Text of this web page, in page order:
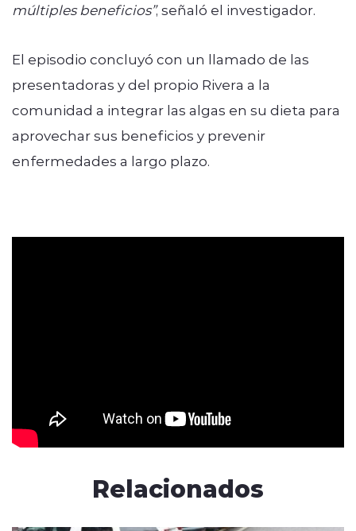
múltiples beneficios”, señaló el investigador.
El episodio concluyó con un llamado de las
presentadoras y del propio Rivera a la
comunidad a integrar las algas en su dieta para
aprovechar sus beneficios y prevenir
enfermedades a largo plazo.
Relacionados